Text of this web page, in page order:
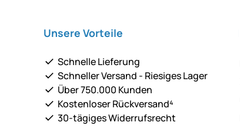
Unsere Vorteile
Schnelle Lieferung
Schneller Versand - Riesiges Lager
Über 750.000 Kunden
Kostenloser Rückversand⁴
30-tägiges Widerrufsrecht